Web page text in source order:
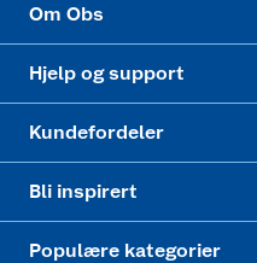
Om Obs
Hjelp og support
Kundefordeler
Bli inspirert
Populære kategorier